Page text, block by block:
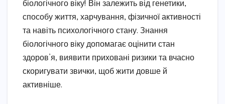
біологічного віку! Він залежить від генетики,
способу життя, харчування, фізичної активності
та навіть психологічного стану. Знання
біологічного віку допомагає оцінити стан
здоров’я, виявити приховані ризики та вчасно
скоригувати звички, щоб жити довше й
активніше.